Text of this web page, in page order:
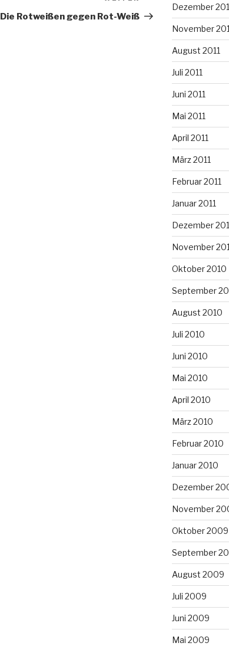
Beitrag
Die Rotweißen gegen Rot-Weiß
Dezember
November
August 2011
Juli 2011
Juni 2011
Mai 2011
April 2011
März 2011
Februar 2011
Januar 2011
Dezember
November
Oktober 2010
September
August 2010
Juli 2010
Juni 2010
Mai 2010
April 2010
März 2010
Februar 2010
Januar 2010
Dezember
November
Oktober 2009
September
August 2009
Juli 2009
Juni 2009
Mai 2009